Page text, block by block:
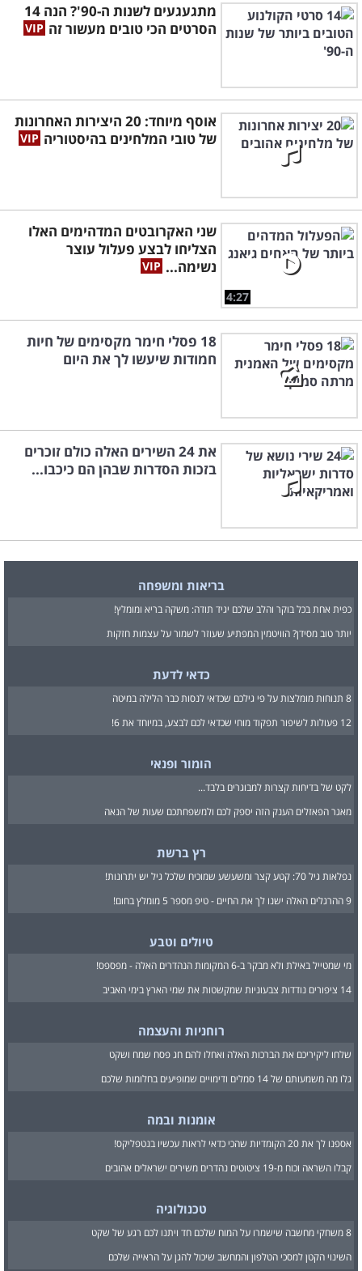
מתגעגעים לשנות ה-90'? הנה 14
הסרטים הכי טובים מעשור זה
אוסף מיוחד: 20 היצירות האחרונות
של טובי המלחינים בהיסטוריה
4:27
שני האקרובטים המדהימים האלו
הצליחו לבצע פעלול עוצר
נשימה...
18 פסלי חימר מקסימים של חיות
חמודות שיעשו לך את היום
את 24 השירים האלה כולם זוכרים
בזכות הסדרות שבהן הם כיכבו...
בריאות ומשפחה
כפית אחת בכל בוקר והלב שלכם יגיד תודה: משקה בריא ומומלץ!
יותר טוב מסידן? הוויטמין המפתיע שעוזר לשמור על עצמות חזקות
כדאי לדעת
8 תנוחות מומלצות על פי גילכם שכדאי לנסות כבר הלילה במיטה
12 פעולות לשיפור תפקוד מוחי שכדאי לכם לבצע, במיוחד את 6!
הומור ופנאי
לקט של בדיחות קצרות למבוגרים בלבד...
מאגר הפאזלים הענק הזה יספק לכם ולמשפחתכם שעות של הנאה
רץ ברשת
נפלאות גיל 70: קטע קצר ומשעשע שמוכיח שלכל גיל יש יתרונות!
9 ההרגלים האלה ישנו לך את החיים - טיפ מספר 5 מומלץ בחום!
טיולים וטבע
מי שמטייל באילת ולא מבקר ב-6 המקומות הנהדרים האלה - מפספס!
14 ציפורים נודדות צבעוניות שמקשטות את שמי הארץ בימי האביב
רוחניות והעצמה
שלחו ליקיריכם את הברכות האלה ואחלו להם חג פסח שמח ושקט
גלו מה משמעותם של 14 סמלים ודימויים שמופיעים בחלומות שלכם
אומנות ובמה
אספנו לך את 20 הקומדיות שהכי כדאי לראות עכשיו בנטפליקס!
קבלו השראה וכוח מ-19 ציטוטים נהדרים משירים ישראלים אהובים
טכנולוגיה
8 משחקי מחשבה שישמרו על המוח שלכם חד ויתנו לכם רגע של שקט
השינוי הקטן למסכי הטלפון והמחשב שיכול להגן על הראייה שלכם